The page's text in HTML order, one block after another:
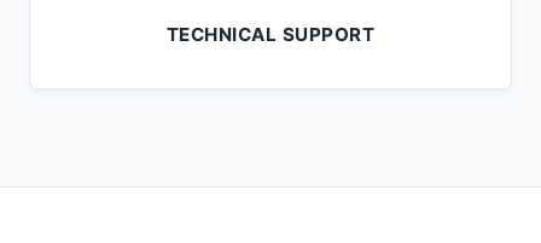
TECHNICAL SUPPORT